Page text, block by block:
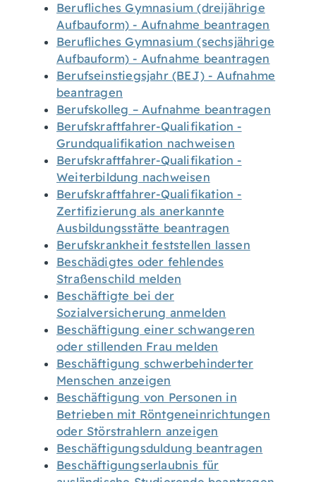
Berufliches Gymnasium (dreijährige
Aufbauform) - Aufnahme beantragen
Berufliches Gymnasium (sechsjährige
Aufbauform) - Aufnahme beantragen
Berufseinstiegsjahr (BEJ) - Aufnahme
beantragen
Berufskolleg – Aufnahme beantragen
Berufskraftfahrer-Qualifikation -
Grundqualifikation nachweisen
Berufskraftfahrer-Qualifikation -
Weiterbildung nachweisen
Berufskraftfahrer-Qualifikation -
Zertifizierung als anerkannte
Ausbildungsstätte beantragen
Berufskrankheit feststellen lassen
Beschädigtes oder fehlendes
Straßenschild melden
Beschäftigte bei der
Sozialversicherung anmelden
Beschäftigung einer schwangeren
oder stillenden Frau melden
Beschäftigung schwerbehinderter
Menschen anzeigen
Beschäftigung von Personen in
Betrieben mit Röntgeneinrichtungen
oder Störstrahlern anzeigen
Beschäftigungsduldung beantragen
Beschäftigungserlaubnis für